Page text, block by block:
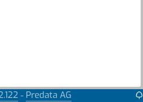
- Predata AG